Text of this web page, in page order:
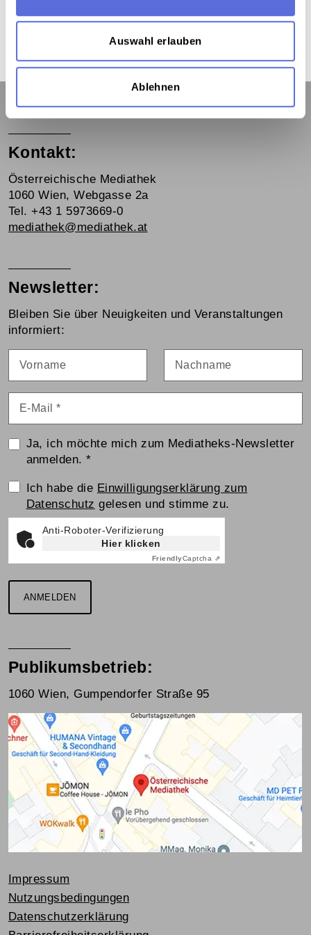
Auswahl erlauben
Ablehnen
Das „Bedenkjahr“ 1988
Kontakt:
Österreichische Mediathek
1060 Wien, Webgasse 2a
Tel. +43 1 5973669-0
mediathek@mediathek.at
Newsletter:
Bleiben Sie über Neuigkeiten und Veranstaltungen
informiert:
Ja, ich möchte mich zum Mediatheks-Newsletter
anmelden.*
Einwilligungserklärung
Ich habe die Einwilligungserklärung zum
Datenschutz gelesen und stimme zu.
Anti-Roboter-Verifizierung
Hier klicken
FriendlyCaptcha ⇗
ANMELDEN
Publikumsbetrieb:
1060 Wien, Gumpendorfer Straße 95
Impressum
Nutzungsbedingungen
Datenschutzerklärung